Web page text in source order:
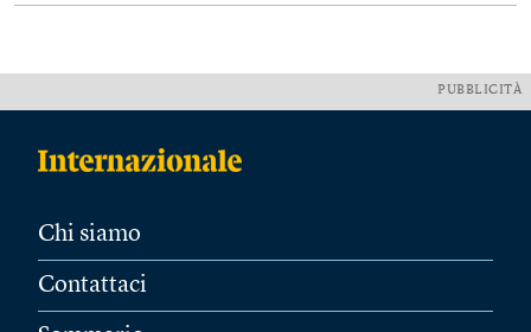
PUBBLICITÀ
Chi siamo
Contattaci